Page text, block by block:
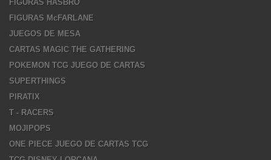
FIGURAS HASBRO
FIGURAS McFARLANE
JUEGOS DE MESA
CARTAS MAGIC THE GATHERING
POKEMON TCG JUEGO DE CARTAS
SUPERTHINGS
PIRATIX
T - RACERS
MOJIPOPS
ONE PIECE JUEGO DE CARTAS TCG